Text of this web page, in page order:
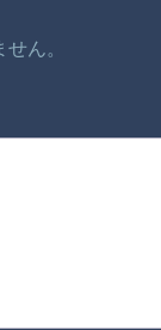
ん。